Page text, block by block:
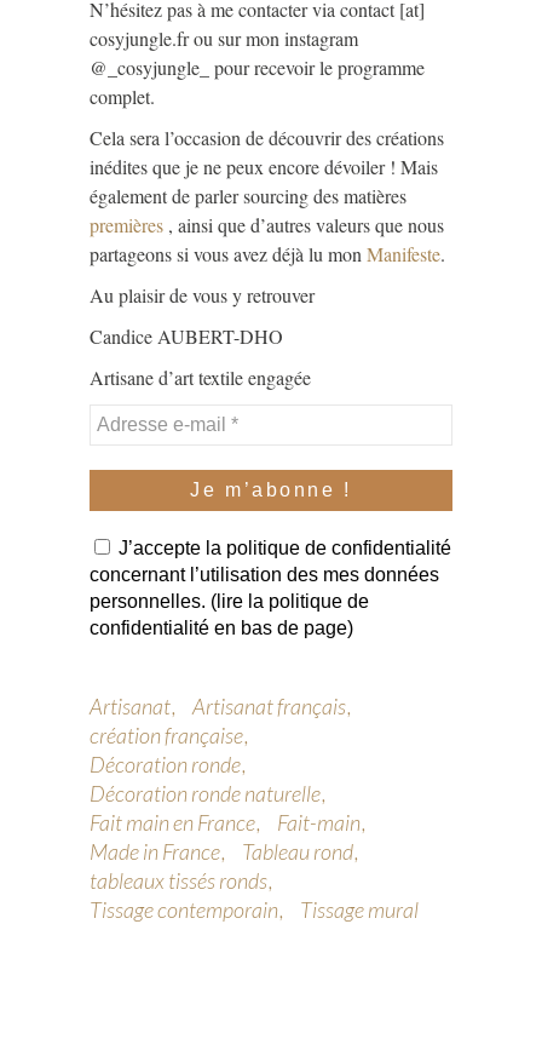
N’hésitez pas à me contacter via contact [at]
cosyjungle.fr ou sur mon instagram
@_cosyjungle_ pour recevoir le programme
complet.
Cela sera l’occasion de découvrir des créations
inédites que je ne peux encore dévoiler ! Mais
également de parler sourcing des matières
premières , ainsi que d’autres valeurs que nous
partageons si vous avez déjà lu mon Manifeste.
Au plaisir de vous y retrouver
Candice AUBERT-DHO
Artisane d’art textile engagée
J’accepte la politique de confidentialité
concernant l’utilisation des mes données
personnelles. (lire la politique de
confidentialité en bas de page)
Artisanat
Artisanat français
création française
Décoration ronde
Décoration ronde naturelle
Fait main en France
Fait-main
Made in France
Tableau rond
tableaux tissés ronds
Tissage contemporain
Tissage mural